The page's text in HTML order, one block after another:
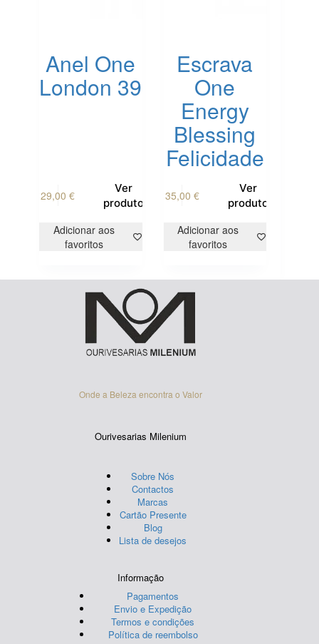
Anel One
London 39
29,00€
Ver
produto
product
multiple
variants.
Adicionar aos
favoritos
Escrava
One
Energy
Blessing
Felicidade
35,00 €
Ver
produto
Adicionar aos
favoritos
Onde a Beleza encontra o Valor
Ourivesarias Milenium
Sobre Nós
Contactos
Marcas
Cartão Presente
Blog
Lista de desejos
Informação
Pagamentos
Envio e Expedição
Termos e condições
Política de reembolso